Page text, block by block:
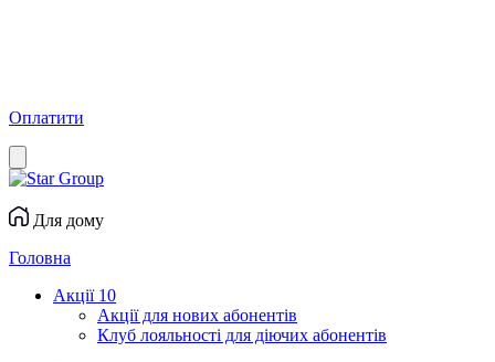
Оплатити
Для дому
Головна
Акції 10
Акції для нових абонентів
Клуб лояльності для діючих абонентів